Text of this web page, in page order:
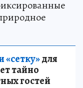
для
тайно
гостей